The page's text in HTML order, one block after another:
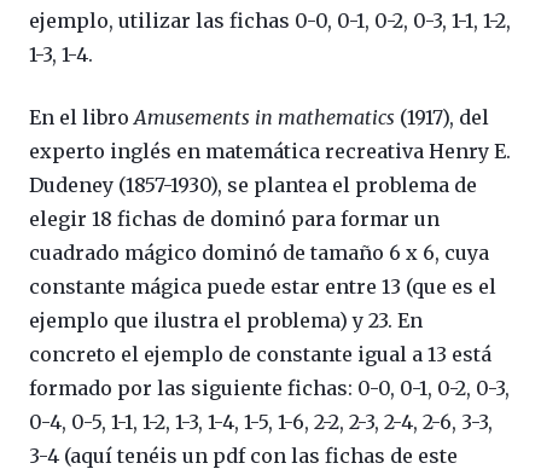
ejemplo, utilizar las fichas 0-0, 0-1, 0-2, 0-3, 1-1, 1-2,
1-3, 1-4.
En el libro Amusements in mathematics (1917), del
experto inglés en matemática recreativa Henry E.
Dudeney (1857-1930), se plantea el problema de
elegir 18 fichas de dominó para formar un
cuadrado mágico dominó de tamaño 6 x 6, cuya
constante mágica puede estar entre 13 (que es el
ejemplo que ilustra el problema) y 23. En
concreto el ejemplo de constante igual a 13 está
formado por las siguiente fichas: 0-0, 0-1, 0-2, 0-3,
0-4, 0-5, 1-1, 1-2, 1-3, 1-4, 1-5, 1-6, 2-2, 2-3, 2-4, 2-6, 3-3,
3-4 (aquí tenéis un pdf con las fichas de este